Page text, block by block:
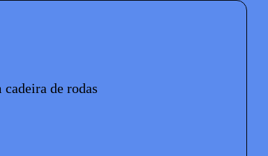
cadeira de rodas